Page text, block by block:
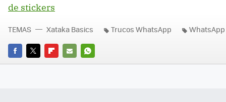
de stickers
FACEBOOK
TWITTERFLIPBOARD
E-
WHATSAPP
TEMAS Xataka Basics Trucos WhatsApp WhatsApp